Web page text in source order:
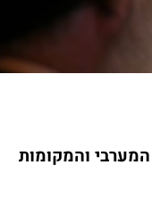
והמקומות